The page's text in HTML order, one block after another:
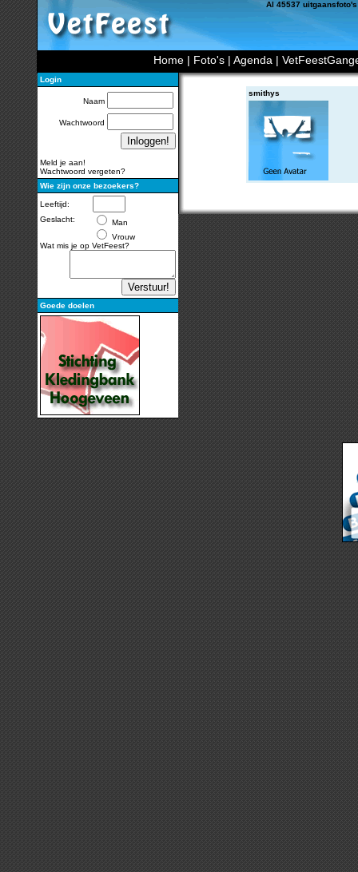
Al 45537
Home | Foto's | Agenda |
Login
Naam
Wachtwoord
Meld je aan!
Wachtwoord vergeten?
Wie zijn onze bezoekers?
Leeftijd:
Geslacht:
Man
Vrouw
Wat mis je op VetFeest?
Goede doelen
smithys